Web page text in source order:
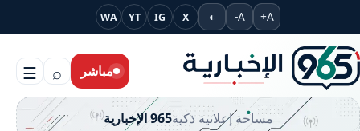
تجاوز إلى المحتوىA+
A-
◐
X
IG
YT
WA
مساحة إعلانية ذكية965 الإخبارية
مباشر ⌕
☰